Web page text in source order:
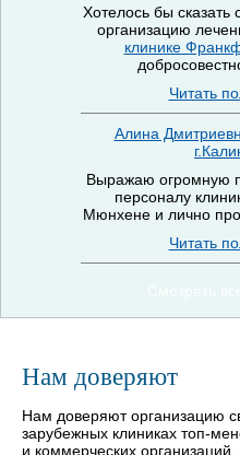
Хотелось бы сказать
организацию
клинике
Читать
Алина
Выражаю огромную
персоналу
Мюнхене и лично
Читать
Нам доверяют
Нам доверяют организацию
зарубежных клиниках топ-
и коммерческих